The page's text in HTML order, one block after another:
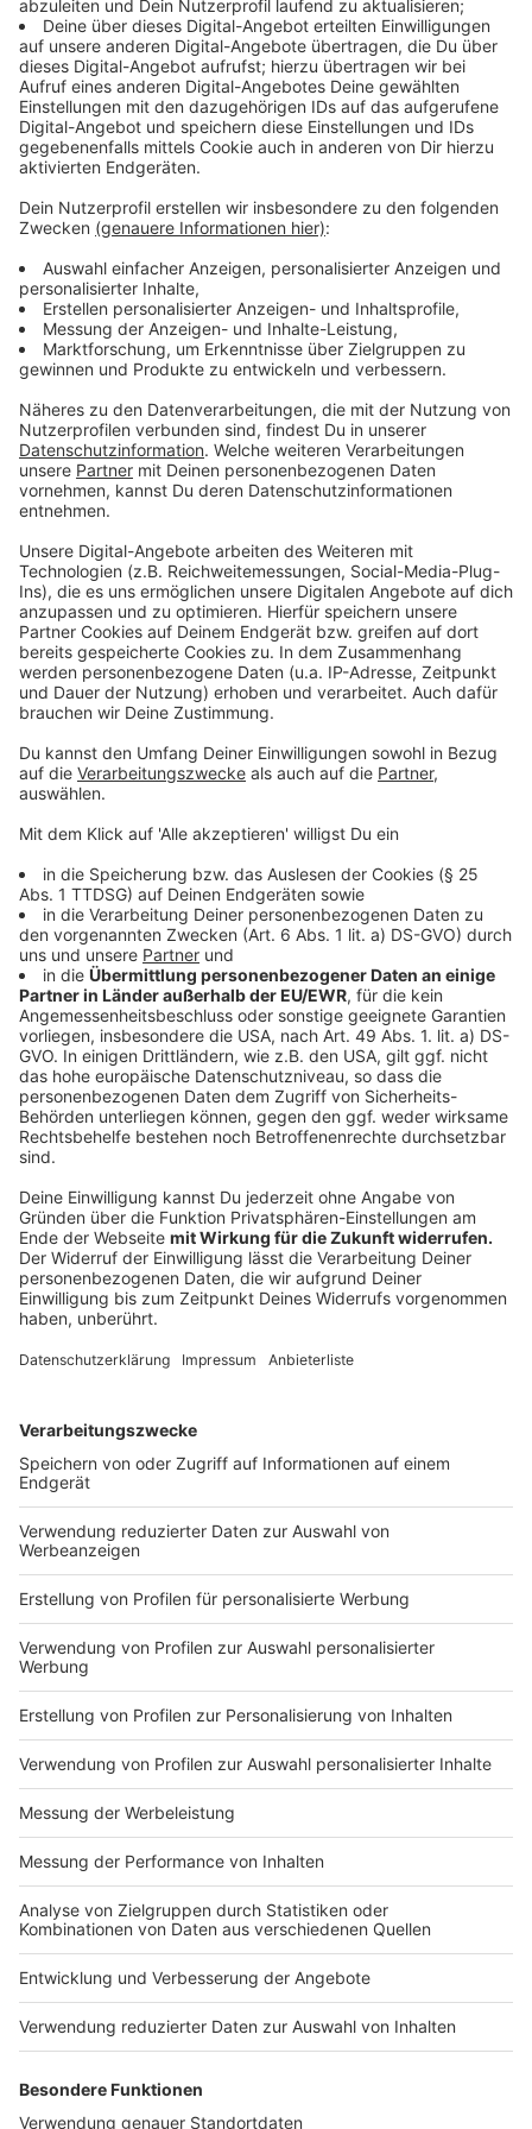
Anwohner erlauben.Untersagt sind
Veranstaltungen im Freien ohne
Personenbegrenzung und Zugangskontrolle
durch den Veranstalter, insbesondere Umzüge
mit straßenrechtlicher Genehmigung. Für
private Feiern mit Tanz sowie
Karnevalsveranstaltungen und vergleichbare
Brauchtumsveranstaltungen in Innenräumen im
entfällt die Ausnahme von der Testpflicht für
Personen mit einer Auffrischungsimpfung (und
vergleichbare Fälle). Alle Teilnehmenden
benötigen während der Karnevalstage dort einen
mögliche Infektionsereignisse bestmöglich
auszuschließen. Gleiches gilt für den Besuch von
gastronomischen Einrichtungen in den gesicherten
Brauchtumszonen, soweit es sich bei diesen nicht
um reine Speiselokale handelt, die auch als solche
genutzt werden."
Anpassung an Bundesregelungen zu
Quarantäneausnahmen:Die Regelungen der
Coronaschutzverordnung und der Test- und
Quarantäneverordnungen werden an die
veränderten Bundesregelungen zu den
Personenkreise, die von Quarantänemaßnahmen
ausgenommen sind, werden an die vom RKI
zwischenzeitlich vorgenommenen Änderungen
nach der zweiten Impfung die Karenzzeit von 14
Tagen nach der zweiten Impfung. Sie sind also
unmittelbar nach der zweiten Impfung von
Quarantänemaßnahmen ausgenommen und von
der Testpflicht bei 2G+ befreit. Bei den
Regelungen zu Isolierung und Quarantäne wird
deutlich gemacht, dass für die "Freitestung"
immer ein Coronaschnelltest in einem
Testzentrum ausreicht und kein PCR-Test
notwendig ist.
Autor: Joachim Schultheis (mit lt/nrw)
Anzeige
Karneval im Kreis Borken
Anzeige
Wir haben mit einigen Wirten im
Ravardiviertelgesprochen und die haben uns gesagt,
dass an Altweiber - also am 24. Februar, die Kneipen
dort ganz normal geöffnet haben, ohne viel Tam-Tam.
Man kann jetzt schon Tische reservieren, sagen zum
Beispiel die Wirte im Fasskeller und in der urigen
Kneipe Mittendrin. Ein Absperren der Ravardistraße mit
Stehtischen draußen, so wie es das ein oder andere
Mal schon im Karneval gelaufen ist, wird es nicht
geben. Jede Kneipe plant für sich und zwar im Innern
mit 2 G plus Regelung.
In denKarnevalshochburgen Wüllen und Ottenstein
Ministerpräsidentenkonferenz am 16 Februar ab -
danach treffen sich die Elferräte und beraten was
geht.
Anzeige
Hier findet Ihr die komplette
Coronaschutzverordnung
Anzeige